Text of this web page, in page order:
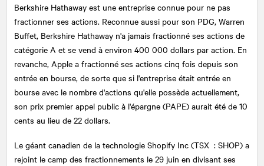
Berkshire Hathaway est une entreprise connue pour ne pas
fractionner ses actions. Reconnue aussi pour son PDG, Warren
Buffet, Berkshire Hathaway n'a jamais fractionné ses actions de
catégorie A et se vend à environ 400 000 dollars par action. En
revanche, Apple a fractionné ses actions cinq fois depuis son
entrée en bourse, de sorte que si l'entreprise était entrée en
bourse avec le nombre d'actions qu'elle possède actuellement,
son prix premier appel public à l'épargne (PAPE) aurait été de 10
cents au lieu de 22 dollars.
Le géant canadien de la technologie Shopify Inc (TSX : SHOP) a
rejoint le camp des fractionnements le 29 juin en divisant ses